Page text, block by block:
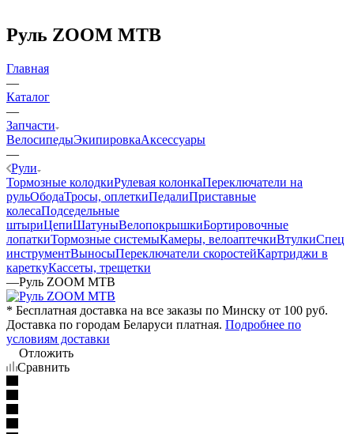
Руль ZOOM MTB
Главная
—
Каталог
—
Запчасти
ВелосипедыЭкипировкаАксессуары
—
Рули
Тормозные колодкиРулевая колонкаПереключатели на
рульОбодаТросы, оплеткиПедалиПриставные
колесаПодседельные
штыриЦепиШатуныВелопокрышкиБортировочные
лопаткиТормозные системыКамеры, велоаптечкиВтулкиСпец
инструментВыносыПереключатели скоростейКартриджи в
кареткуКассеты, трещетки
—Руль ZOOM MTB
* Бесплатная доставка на все заказы по Минску от 100 руб.
Доставка по городам Беларуси платная. Подробнее по
условиям доставки
Отложить
Сравнить